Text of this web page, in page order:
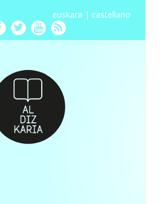
euskara | castellano
Facebook
TwitterYoutube
RSS